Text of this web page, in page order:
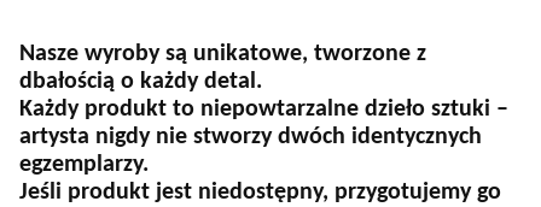
Nasze wyroby są unikatowe, tworzone z
dbałością o każdy detal.
Każdy produkt to niepowtarzalne dzieło sztuki –
artysta nigdy nie stworzy dwóch identycznych
egzemplarzy.
Jeśli produkt jest niedostępny, przygotujemy go